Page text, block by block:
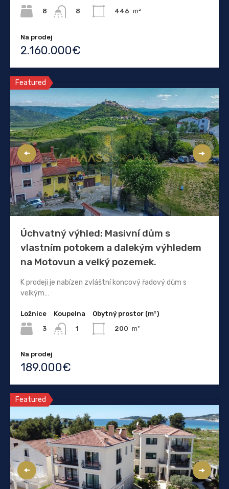
8
8
446 m²
Na prodej
2.160.000€
Featured
Úchvatný výhled: Masivní dům s
vlastním potokem a dalekým výhledem
na Motovun a velký pozemek.
K prodeji je nabízen zvláštní koncový řadový dům s
velkým…
Ložnice
3
Koupelna
1
Obytný prostor (m²)
200 m²
Na prodej
189.000€
Featured